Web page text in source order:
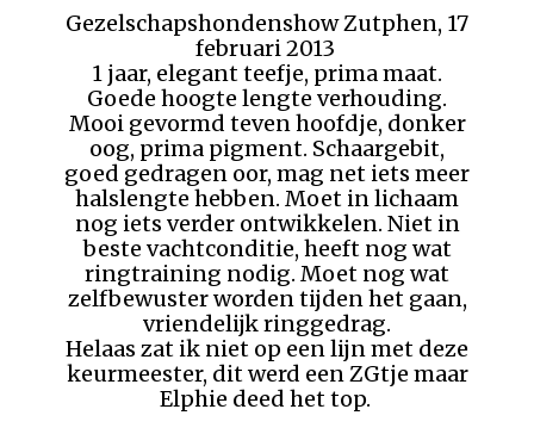
Gezelschapshondenshow Zutphen, 17
februari 2013
1 jaar, elegant teefje, prima maat.
Goede hoogte lengte verhouding.
Mooi gevormd teven hoofdje, donker
oog, prima pigment. Schaargebit,
goed gedragen oor, mag net iets meer
halslengte hebben. Moet in lichaam
nog iets verder ontwikkelen. Niet in
beste vachtconditie, heeft nog wat
ringtraining nodig. Moet nog wat
zelfbewuster worden tijden het gaan,
vriendelijk ringgedrag.
Helaas zat ik niet op een lijn met deze
keurmeester, dit werd een ZGtje maar
Elphie deed het top.